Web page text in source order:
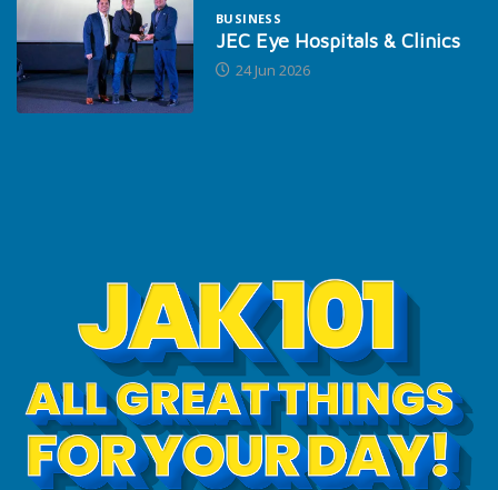
BUSINESS
JEC Eye Hospitals & Clinics
24 Jun 2026